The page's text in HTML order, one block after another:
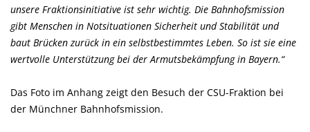
unsere Fraktionsinitiative ist sehr wichtig. Die Bahnhofsmission
gibt Menschen in Notsituationen Sicherheit und Stabilität und
baut Brücken zurück in ein selbstbestimmtes Leben. So ist sie eine
wertvolle Unterstützung bei der Armutsbekämpfung in Bayern.“
Das Foto im Anhang zeigt den Besuch der CSU-Fraktion bei
der Münchner Bahnhofsmission.